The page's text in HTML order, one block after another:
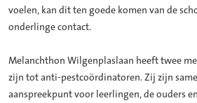
voelen, kan dit ten goede komen van de
onderlinge contact.
Melanchthon Wilgenplaslaan heeft twee
zijn tot anti-pestcoördinatoren. Zij zijn
aanspreekpunt voor leerlingen, de ouders